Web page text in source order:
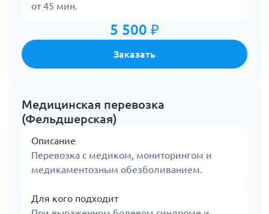
от 45 мин.
5 500 ₽
Заказать
Медицинская перевозка
(Фельдшерская)
Описание
Перевозка с медиком, мониторингом и
медикаментозным обезболиванием.
Для кого подходит